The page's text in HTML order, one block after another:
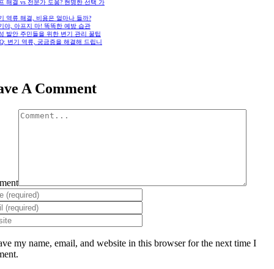
해결 vs 전문가 도움? 현명한 선택 가
역류 해결, 비용은 얼마나 들까?
야, 아프지 마! 똑똑한 예방 습관
발안 주민들을 위한 변기 관리 꿀팁
변기 역류, 궁금증을 해결해 드립니
A Comment
my name, email, and website in this browser for the next time I